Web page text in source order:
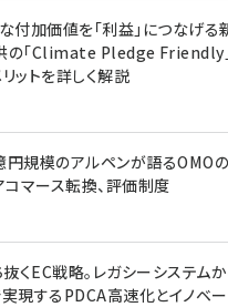
付加価値を「利益」につなげる
「Climate Pledge Friendly
ットを詳しく解説
円規模のアルペンが語るOMO
コマース転換、評価制度
くEC戦略。レガシーシステムか
現するPDCA高速化とイノベー